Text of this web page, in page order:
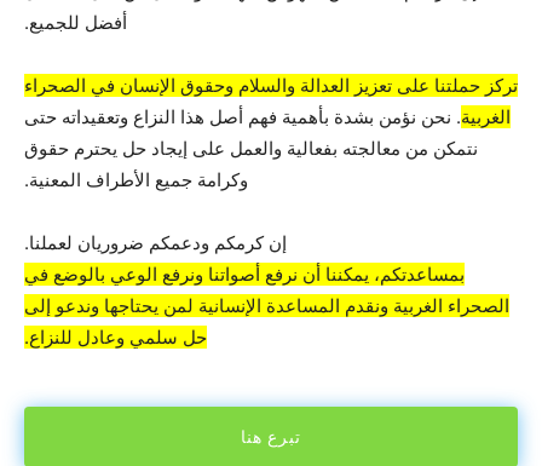
أفضل للجميع.
تركز حملتنا على تعزيز العدالة والسلام وحقوق الإنسان في الصحراء
الغربية. نحن نؤمن بشدة بأهمية فهم أصل هذا النزاع وتعقيداته حتى
نتمكن من معالجته بفعالية والعمل على إيجاد حل يحترم حقوق
وكرامة جميع الأطراف المعنية.
إن كرمكم ودعمكم ضروريان لعملنا.
بمساعدتكم، يمكننا أن نرفع أصواتنا ونرفع الوعي بالوضع في
الصحراء الغربية ونقدم المساعدة الإنسانية لمن يحتاجها وندعو إلى
حل سلمي وعادل للنزاع.
تبرع هنا